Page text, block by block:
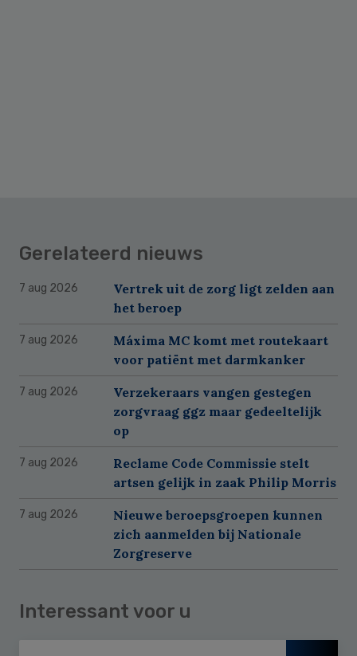
Gerelateerd nieuws
7 aug 2026
Vertrek uit de zorg ligt zelden aan
het beroep
7 aug 2026
Máxima MC komt met routekaart
voor patiënt met darmkanker
7 aug 2026
Verzekeraars vangen gestegen
zorgvraag ggz maar gedeeltelijk
op
7 aug 2026
Reclame Code Commissie stelt
artsen gelijk in zaak Philip Morris
7 aug 2026
Nieuwe beroepsgroepen kunnen
zich aanmelden bij Nationale
Zorgreserve
Interessant voor u